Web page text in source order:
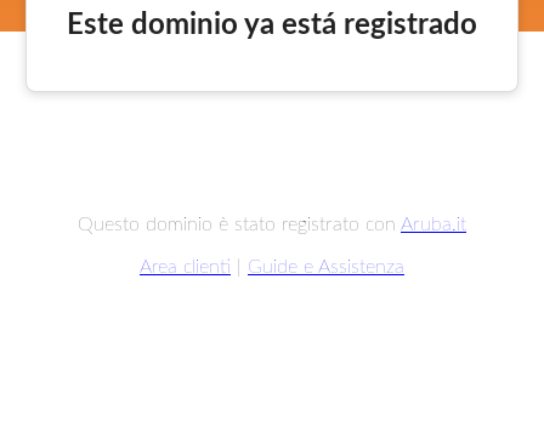
Este dominio ya está registrado
Questo dominio è stato registrato con Aruba.it
Area clienti Guide e Assistenza